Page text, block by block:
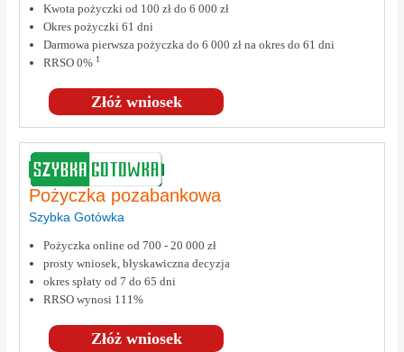
Złóż wniosek
Kwota pożyczki od 100 zł do 6 000 zł
Okres pożyczki 61 dni
Darmowa pierwsza pożyczka do 6 000 zł na okres do 61 dni
RRSO 0% 1
Pożyczka pozabankowa
Szybka Gotówka
Złóż wniosek
Pożyczka online od 700 - 20 000 zł
prosty wniosek, błyskawiczna decyzja
okres spłaty od 7 do 65 dni
RRSO wynosi 111%